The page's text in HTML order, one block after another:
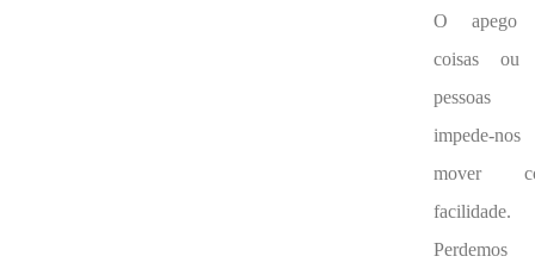
O apego
coisas ou
pessoas
impede-nos
mover
facilidade.